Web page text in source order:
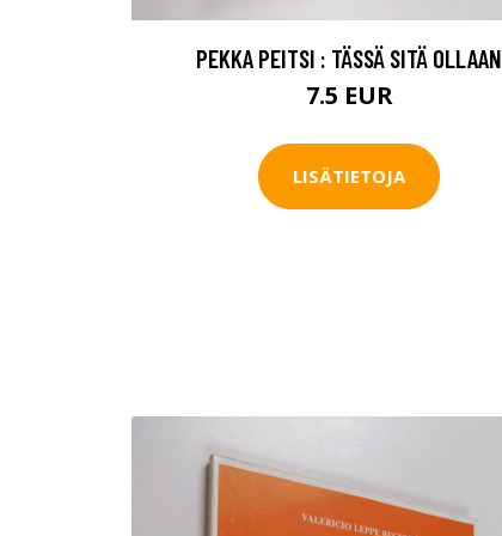
PEKKA PEITSI : TÄSSÄ SITÄ OLLAAN
7.5 EUR
LISÄTIETOJA